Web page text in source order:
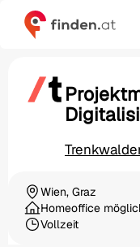
Ortschaft
Wien, Graz
Homeoffice
Beschäftigungsart
Vollzeit